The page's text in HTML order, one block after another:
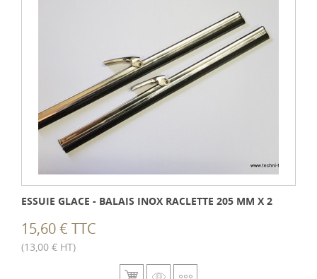
ESSUIE GLACE - BALAIS INOX RACLETTE 205 MM X 2
15,60 € TTC
(13,00 € HT)